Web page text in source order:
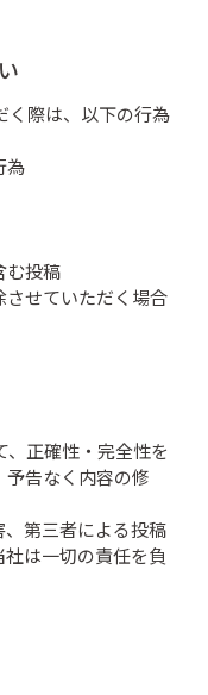
く際は、以下の行為
為
む投稿
させていただく場合
正確性・完全性を
告なく内容の修
第三者による投稿
は一切の責任を負